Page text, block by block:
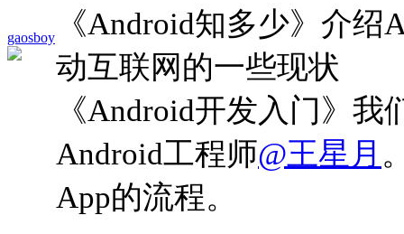
gaosboy
《Android知多少》介
动互联网的一些现状
《Android开发入门》
Android工程师@王星月
App的流程。